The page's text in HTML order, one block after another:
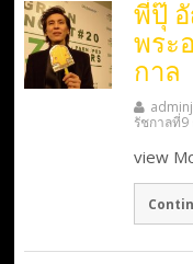
พี่ปุ๊
พระ
กาล
รัชกาลที่9
view